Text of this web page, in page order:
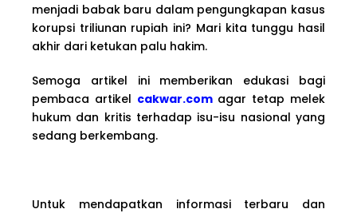
menjadi babak baru dalam pengungkapan kasus
korupsi triliunan rupiah ini? Mari kita tunggu hasil
akhir dari ketukan palu hakim.
Semoga artikel ini memberikan edukasi bagi
pembaca artikel cakwar.comagar tetap melek
hukum dan kritis terhadap isu-isu nasional yang
sedang berkembang.
Untuk mendapatkan informasi terbaru dan